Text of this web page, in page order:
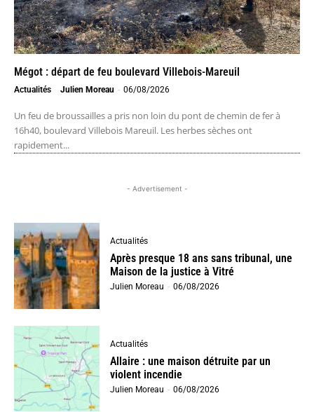
Mégot : départ de feu boulevard Villebois-Mareuil
Actualités Julien Moreau - 06/08/2026
Un feu de broussailles a pris non loin du pont de chemin de fer à
16h40, boulevard Villebois Mareuil. Les herbes sèches ont
rapidement...
- Advertisement -
Actualités
Après presque 18 ans sans tribunal, une
Maison de la justice à Vitré
Julien Moreau - 06/08/2026
Actualités
Allaire : une maison détruite par un
violent incendie
Julien Moreau - 06/08/2026